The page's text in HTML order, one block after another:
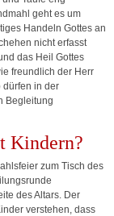
geht es um
Handeln Gottes an
nicht erfasst
das Heil Gottes
freundlich der Herr
dürfen in der
Begleitung
Kindern?
zum Tisch des
des Altars. Der
verstehen, dass